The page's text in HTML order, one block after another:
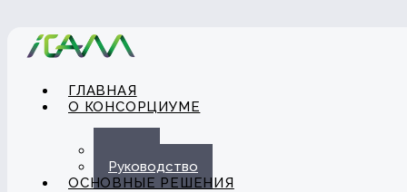
ГЛАВНАЯ
О КОНСОРЦИУМЕ
Руководство
ОСНОВНЫЕ РЕШЕНИЯ